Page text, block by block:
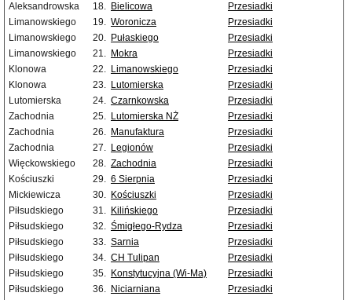
Aleksandrowska
18. Bielicowa
Przesiadki
Limanowskiego
19. Woronicza
Przesiadki
Limanowskiego
20. Pułaskiego
Przesiadki
Limanowskiego
21. Mokra
Przesiadki
Klonowa
22. Limanowskiego
Przesiadki
Klonowa
23. Lutomierska
Przesiadki
Lutomierska
24. Czarnkowska
Przesiadki
Zachodnia
25. Lutomierska NŻ
Przesiadki
Zachodnia
26. Manufaktura
Przesiadki
Zachodnia
27. Legionów
Przesiadki
Więckowskiego
28. Zachodnia
Przesiadki
Kościuszki
29. 6 Sierpnia
Przesiadki
Mickiewicza
30. Kościuszki
Przesiadki
Piłsudskiego
31. Kilińskiego
Przesiadki
Piłsudskiego
32. Śmigłego-Rydza
Przesiadki
Piłsudskiego
33. Sarnia
Przesiadki
Piłsudskiego
34. CH Tulipan
Przesiadki
Piłsudskiego
35. Konstytucyjna (Wi-Ma)
Przesiadki
Piłsudskiego
36. Niciarniana
Przesiadki